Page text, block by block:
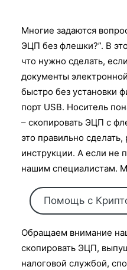
Многие задаются
ЭЦП без флешки?”. В
что нужно сделать,
документы
быстро без установки
порт USB. Носитель
– скопировать ЭЦП с
это правильно
инструкции. А если не
нашим специалистам.
Помощь с
Обращаем внимание
скопировать ЭЦП,
налоговой службой,